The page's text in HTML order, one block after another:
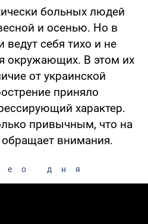
больных людей
и осенью. Но в
ведут себя тихо и не
окружающих. В этом их
от украинской
приняло
характер.
привычным, что на
обращает внимания.
дня